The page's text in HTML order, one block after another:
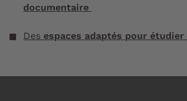
documentaire
Des espaces adaptés pour étudier